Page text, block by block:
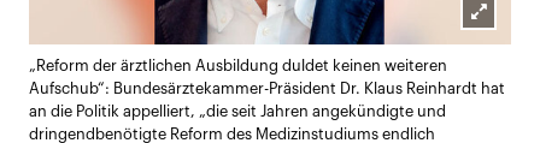
Lightbox
„Reform der ärztlichen Ausbildung duldet keinen weiteren
Aufschub“: Bundesärztekammer-Präsident Dr. Klaus Reinhardt hat
an die Politik appelliert, „die seit Jahren angekündigte und
dringendbenötigte Reform des Medizinstudiums endlich